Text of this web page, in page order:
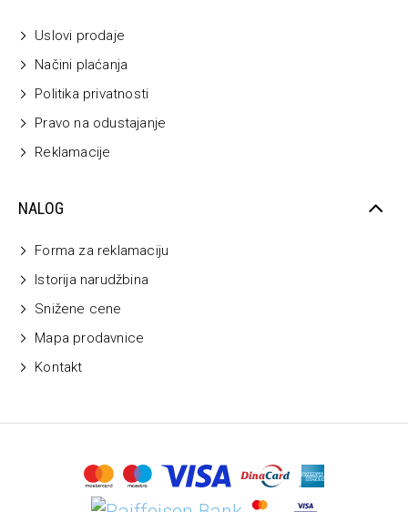
Uslovi prodaje
Načini plaćanja
Politika privatnosti
Pravo na odustajanje
Reklamacije
NALOG
Forma za reklamaciju
Istorija narudžbina
Snižene cene
Mapa prodavnice
Kontakt